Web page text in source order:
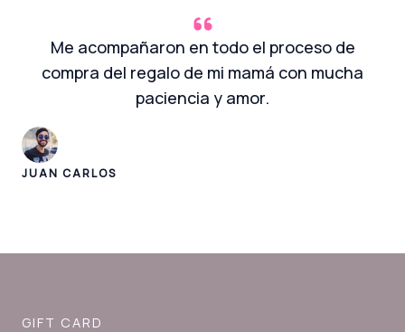
Me acompañaron en todo el proceso de
compra del regalo de mi mamá con mucha
paciencia y amor.
JUAN CARLOS
GIFT CARD